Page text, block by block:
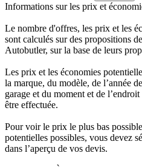
Informations sur les prix et
Le nombre d'offres, les prix et les
sont calculés sur des propositions
Autobutler, sur la base de leurs
Les prix et les économies
la marque, du modèle, de l’année
garage et du moment et de
être effectuée.
Pour voir le prix le plus bas
potentielles possibles, vous devez
dans l’aperçu de vos devis.